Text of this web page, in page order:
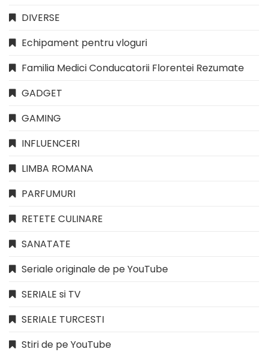
DIVERSE
Echipament pentru vloguri
Familia Medici Conducatorii Florentei Rezumate
GADGET
GAMING
INFLUENCERI
LIMBA ROMANA
PARFUMURI
RETETE CULINARE
SANATATE
Seriale originale de pe YouTube
SERIALE si TV
SERIALE TURCESTI
Stiri de pe YouTube